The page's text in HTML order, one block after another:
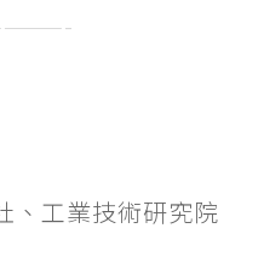
工業技術研究院